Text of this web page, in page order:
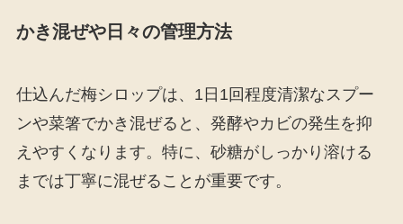
かき混ぜや日々の管理方法
仕込んだ梅シロップは、1日1回程度清潔なスプー
ンや菜箸でかき混ぜると、発酵やカビの発生を抑
えやすくなります。特に、砂糖がしっかり溶ける
までは丁寧に混ぜることが重要です。